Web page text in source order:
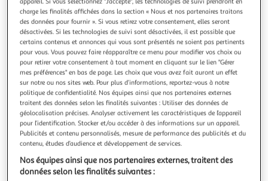
précédentesuivante
Livré et installéVoir conditions
HAIER
Lave linge top thasn2856tm4-s
La durée de garantie est de 2 ans. Installation Type de
produit Lave linge top Avantage à chargement par le
dessus, il peut être installé dans des espaces plus étroits
Conseils prévoir 2 à 3 cms supplémentaires derrière la
machine pour le passage des tuyaux et câbles Sens
En savoir +
Vendu par Boulanger
Livraison offerte
Plus d'options
charge les finalités affichées dans la section « Nous et nos partenaires traitons
des données pour fournir ». Si vous retirez votre consentement, elles seront
désactivées. Si les technologies de suivi sont désactivées, il est possible que
certains contenus et annonces qui vous sont présentés ne soient pas pertinents
pour vous. Vous pouvez faire réapparaître ce menu pour modifier vos choix ou
pour retirer votre consentement à tout moment en cliquant sur le lien "Gérer
mes préférences" en bas de page. Les choix que vous avez fait auront un effet
sur notre ou nos sites web. Pour plus d’informations, reportez-vous à notre
politique de confidentialité. Nos équipes ainsi que nos partenaires externes
traitent des données selon les finalités suivantes : Utiliser des données de
géolocalisation précises. Analyser activement les caractéristiques de l’appareil
pour l’identification. Stocker et/ou accéder à des informations sur un appareil.
Publicités et contenu personnalisés, mesure de performance des publicités et du
contenu, études d’audience et développement de services.
Nos équipes ainsi que nos partenaires externes, traitent des
données selon les finalités suivantes :